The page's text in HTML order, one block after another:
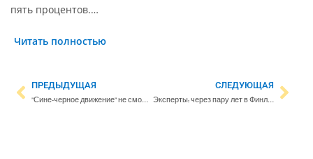
пять процентов.…
Читать полностью
ПРЕДЫДУЩАЯ
”Сине-черное движение” не сможет принять участие в выборах
СЛЕДУЮЩАЯ
Эксперты: через пару лет в Финляндии возникнет нехватка рабочей силы